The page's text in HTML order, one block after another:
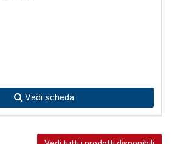
Vedi scheda